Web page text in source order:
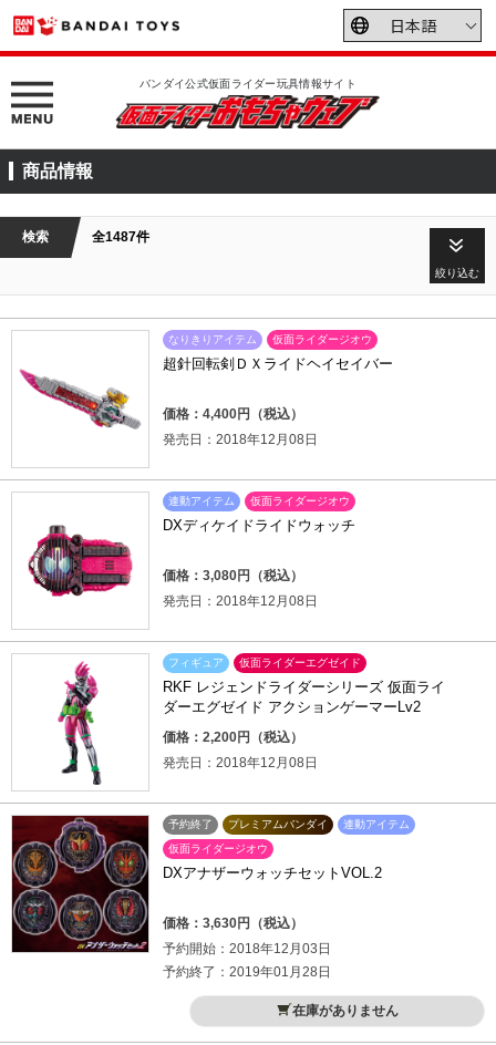
バンダイ公式仮面ライダー玩具情報サイト
商品情報
検索 全1487件
絞り込む
なりきりアイテム 仮面ライダージオウ
超針回転剣ＤＸライドヘイセイバー
価格：4,400円（税込）
発売日：2018年12月08日
連動アイテム 仮面ライダージオウ
DXディケイドライドウォッチ
価格：3,080円（税込）
発売日：2018年12月08日
フィギュア 仮面ライダーエグゼイド
RKF レジェンドライダーシリーズ 仮面ライ
ダーエグゼイド アクションゲーマーLv2
価格：2,200円（税込）
発売日：2018年12月08日
予約終了 プレミアムバンダイ
連動アイテム
仮面ライダージオウ
DXアナザーウォッチセットVOL.2
価格：3,630円（税込）
予約開始：2018年12月03日
予約終了：2019年01月28日
在庫がありません